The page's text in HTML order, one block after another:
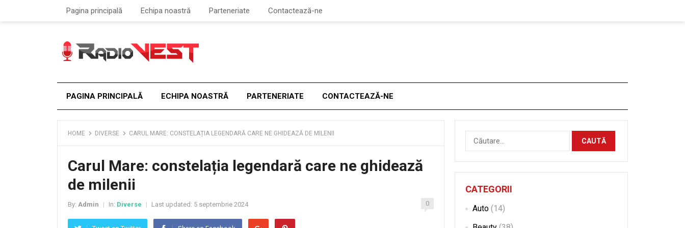
Pagina principală Echipa noastră Parteneriate Contactează-ne
PAGINA PRINCIPALĂ ECHIPA NOASTRĂ PARTENERIATE CONTACTEAZĂ-NE
HOME DIVERSE CARUL MARE: CONSTELAȚIA LEGENDARĂ CARE NE GHIDEAZĂ DE MILENII
Carul Mare: constelația legendară care ne ghidează
de milenii
By: Admin In: Diverse Last updated: 5 septembrie 2024 0
Caută
după:
CATEGORII
Auto (14)